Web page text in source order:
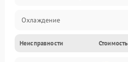
Охлаждение
Механика
Неисправности Стоимость